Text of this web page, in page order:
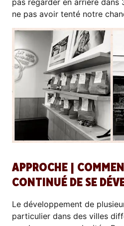
ne pas avoir tenté notre
APPROCHE |
CONTINUÉ DE SE
Le développement de
particulier dans des villes